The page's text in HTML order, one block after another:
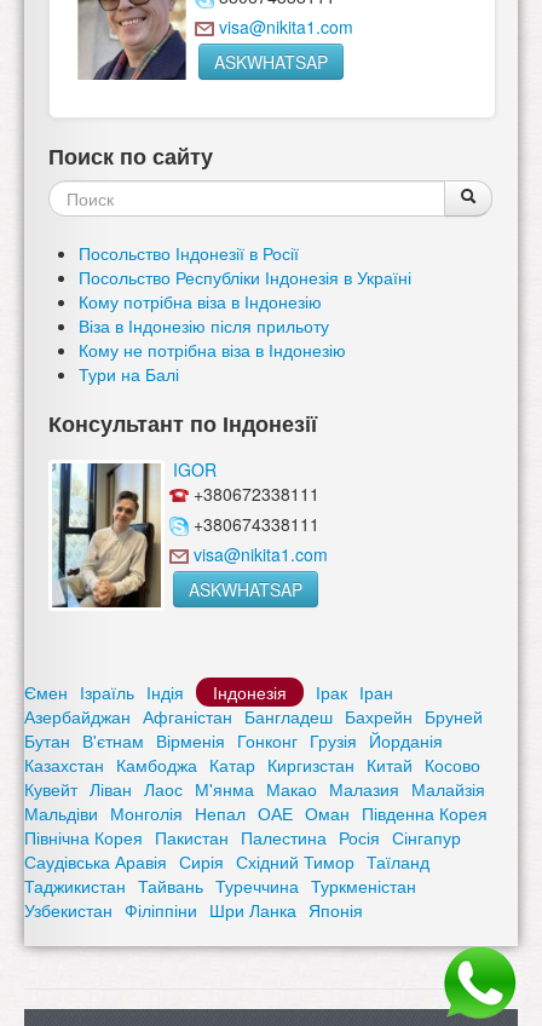
visa@nikita1.com
ASKWHATSAP
Поиск по сайту
Форма
поиска
Поиск
Посольство Індонезії в Росії
Посольство Республіки Індонезія в Україні
Кому потрібна віза в Індонезію
Віза в Індонезію після прильоту
Кому не потрібна віза в Індонезію
Тури на Балі
Консультант по Індонезії
IGOR
+380672338111
+380674338111
visa@nikita1.com
ASKWHATSAP
Ємен Ізраїль Індія Індонезія Ірак Іран
Азербайджан Афганістан Бангладеш Бахрейн Бруней
Бутан В'єтнам Вірменія Гонконг Грузія Йорданія
Казахстан Камбоджа Катар Киргизстан Китай Косово
Кувейт Ліван Лаос М'янма Макао Малазия Малайзія
Мальдіви Монголія Непал ОАЕ Оман Південна Корея
Північна Корея Пакистан Палестина Росія Сінгапур
Саудівська Аравія Сирія Східний Тимор Таїланд
Таджикистан Тайвань Туреччина Туркменістан
Узбекистан Філіппіни Шри Ланка Японія